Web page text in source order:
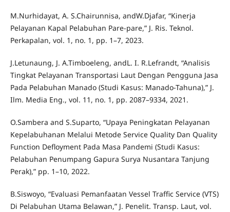
M.Nurhidayat, A. S.Chairunnisa, andW.Djafar, “Kinerja
Pelayanan Kapal Pelabuhan Pare-pare,” J. Ris. Teknol.
Perkapalan, vol. 1, no. 1, pp. 1–7, 2023.
J.Letunaung, J. A.Timboeleng, andL. I. R.Lefrandt, “Analisis
Tingkat Pelayanan Transportasi Laut Dengan Pengguna Jasa
Pada Pelabuhan Manado (Studi Kasus: Manado-Tahuna),” J.
Ilm. Media Eng., vol. 11, no. 1, pp. 2087–9334, 2021.
O.Sambera and S.Suparto, “Upaya Peningkatan Pelayanan
Kepelabuhanan Melalui Metode Service Quality Dan Quality
Function Defloyment Pada Masa Pandemi (Studi Kasus:
Pelabuhan Penumpang Gapura Surya Nusantara Tanjung
Perak),” pp. 1–10, 2022.
B.Siswoyo, “Evaluasi Pemanfaatan Vessel Traffic Service (VTS)
Di Pelabuhan Utama Belawan,” J. Penelit. Transp. Laut, vol.